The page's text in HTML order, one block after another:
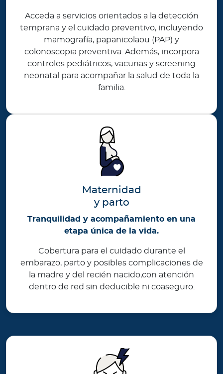
Acceda a servicios orientados a la detección
temprana y el cuidado preventivo, incluyendo
mamografía, papanicolaou (PAP) y
colonoscopia preventiva. Además, incorpora
controles pediátricos, vacunas y screening
neonatal para acompañar la salud de toda la
familia.
Maternidad
y parto
Tranquilidad y acompañamiento en una
etapa única de la vida.
Cobertura para el cuidado durante el
embarazo, parto y posibles complicaciones de
la madre y del recién nacido,con atención
dentro de red sin deducible ni coaseguro.